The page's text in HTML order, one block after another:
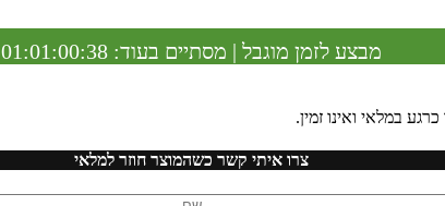
מבצע לזמן מוגבל | מסתיים בעוד: 01:01:00:37
במלאי ואינו זמין.
צרו איתי קשר כשהמוצר חוזר למלאי